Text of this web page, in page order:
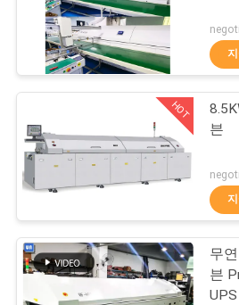
리
대
하
여
무연 썰물 납
HOT
븐
무
븐
UPS